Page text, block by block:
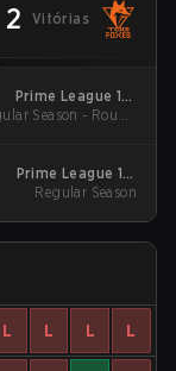
2 Vitórias
Prime League 1st
Division - Prime
Season - Round
Prime League 1st
Division Spring 2025
Regular Season
L L L L